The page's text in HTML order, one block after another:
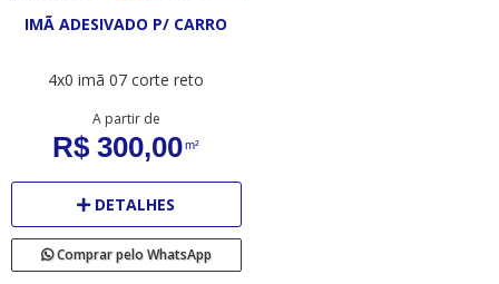
IMÃ ADESIVADO P/ CARRO
4x0 imã 07 corte reto
A partir de
R$ 300,00m²
DETALHES
Comprar pelo WhatsApp